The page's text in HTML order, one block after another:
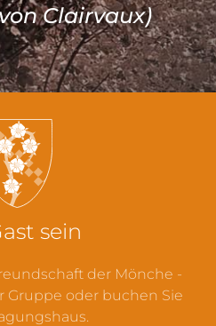
Clairvaux)
sein
der Mönche -
Gruppe oder buchen Sie